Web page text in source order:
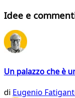
Idee e
Un palazzo che è
di Eugenio